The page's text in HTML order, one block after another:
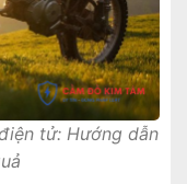
tử: Hướng dẫn